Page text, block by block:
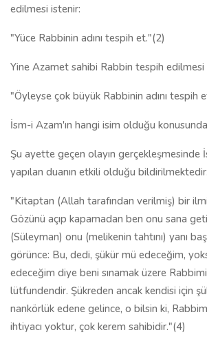
edilmesi istenir:
"Yüce Rabbinin adını tespih et."(2)
Yine Azamet sahibi Rabbin tespih edilmesi
"Öyleyse çok büyük Rabbinin adını tespih
İsm-i Azam'ın hangi isim olduğu
Şu ayette geçen olayın gerçekleşmesinde
yapılan duanın etkili olduğu bildirilmektedir:
"Kitaptan (Allah tarafından verilmiş) bir
Gözünü açıp kapamadan ben onu sana
(Süleyman) onu (melikenin tahtını) yanı
görünce: Bu, dedi, şükür mü edeceğim,
edeceğim diye beni sınamak üzere
lütfundendir. Şükreden ancak kendisi için
nankörlük edene gelince, o bilsin ki,
ihtiyacı yoktur, çok kerem sahibidir."(4)